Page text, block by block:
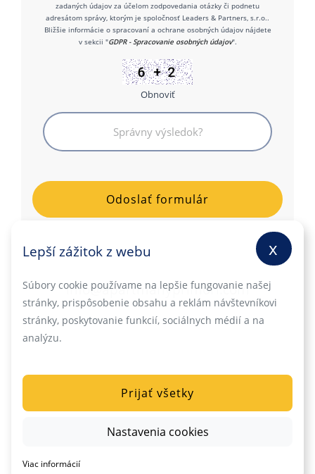
zadaných údajov za účelom zodpovedania otázky či podnetu
adresátom správy, ktorým je spoločnosť Leaders & Partners, s.r.o..
Bližšie informácie o spracovaní a ochrane osobných údajov nájdete
v sekcii "GDPR - Spracovanie osobných údajov".
Obnoviť
info@apartmanyprimori.com
x
Lepší zážitok z webu
Súbory cookie používame na lepšie fungovanie našej
stránky, prispôsobenie obsahu a reklám návštevníkovi
stránky, poskytovanie funkcií, sociálnych médií a na
analýzu.
Prijať všetky
Nastavenia cookies
Viac informácií